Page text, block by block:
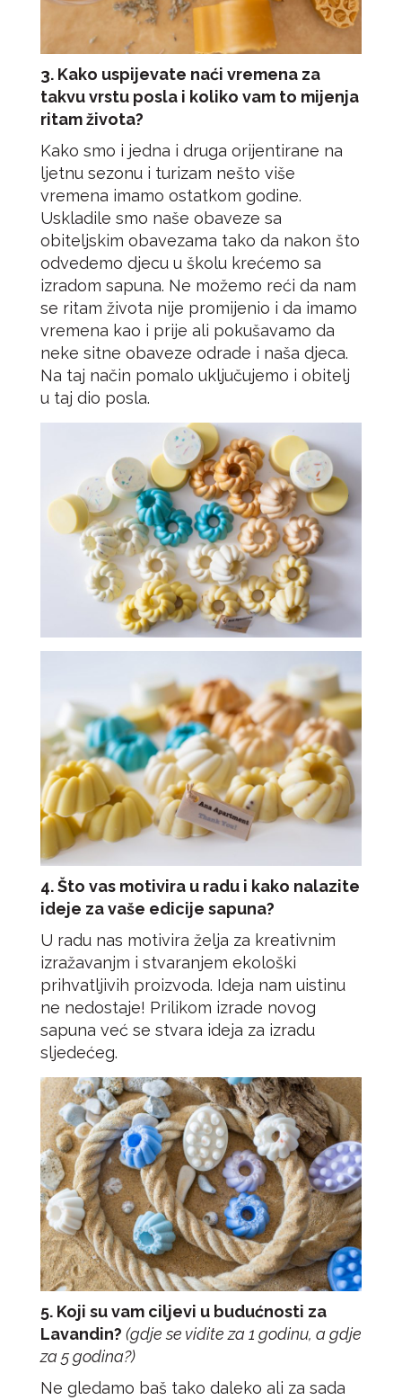
3. Kako uspijevate naći vremena za
takvu vrstu posla i koliko vam to mijenja
ritam života?
Kako smo i jedna i druga orijentirane na
ljetnu sezonu i turizam nešto više
vremena imamo ostatkom godine.
Uskladile smo naše obaveze sa
obiteljskim obavezama tako da nakon što
odvedemo djecu u školu krećemo sa
izradom sapuna. Ne možemo reći da nam
se ritam života nije promijenio i da imamo
vremena kao i prije ali pokušavamo da
neke sitne obaveze odrade i naša djeca.
Na taj način pomalo uključujemo i obitelj
u taj dio posla.
4. Što vas motivira u radu i kako nalazite
ideje za vaše edicije sapuna?
U radu nas motivira želja za kreativnim
izražavanjm i stvaranjem ekološki
prihvatljivih proizvoda. Ideja nam uistinu
ne nedostaje! Prilikom izrade novog
sapuna već se stvara ideja za izradu
sljedećeg.
5. Koji su vam ciljevi u budućnosti za
Lavandin? (gdje se vidite za 1 godinu, a gdje
za 5 godina?)
Ne gledamo baš tako daleko ali za sada